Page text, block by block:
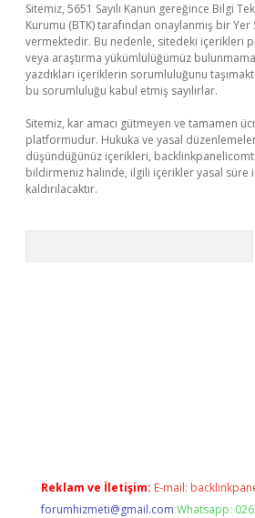
Sitemiz, 5651 Sayılı Kanun gereğince Bilgi
Kurumu (BTK) tarafından onaylanmış bir Yer
vermektedir. Bu nedenle, sitedeki içerikleri
veya araştırma yükümlülüğümüz
yazdıkları içeriklerin sorumluluğunu
bu sorumluluğu kabul etmiş sayılırlar.
Sitemiz, kar amacı gütmeyen ve tamamen
platformudur. Hukuka ve yasal
düşündüğünüz içerikleri,
bildirmeniz halinde, ilgili içerikler yasal süre
kaldırılacaktır.
Reklam ve İletişim: E-mail:
forumhizmeti@gmail.com Whatsapp: